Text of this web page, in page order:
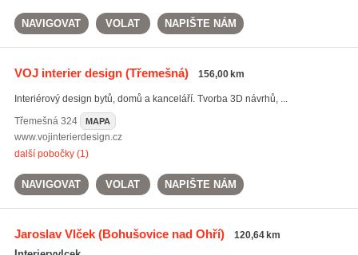
NAVIGOVAT VOLAT NAPIŠTE NÁM
VOJ interier design(Třemešná) 156,00 km
Interiérový design bytů, domů a kanceláří. Tvorba 3D návrhů, ...
Třemešná324 MAPA
www.vojinterierdesign.cz
další pobočky (1)
NAVIGOVAT VOLAT NAPIŠTE NÁM
Jaroslav Vlček(Bohušovice nad Ohří) 120,64 km